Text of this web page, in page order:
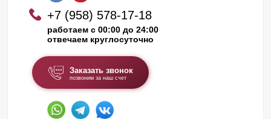
+7 (958) 578-17-18
работаем с 00:00 до 24:00
отвечаем круглосуточно
Заказать звонок
позвоним за наш счет